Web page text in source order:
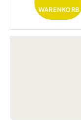
WARENKORB